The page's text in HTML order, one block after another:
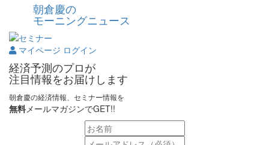
朝倉慶の
モーニングニュース
マイページ ログイン
経済予測のプロが
注目情報をお届けします
朝倉慶の経済情報、セミナー情報を
無料メールマガジンでGET!!